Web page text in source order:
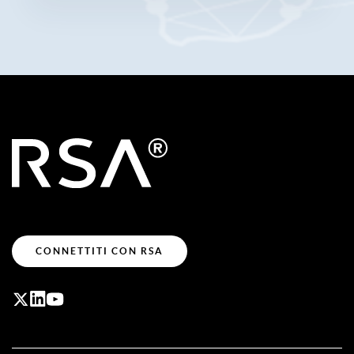
CONNETTITI CON RSA